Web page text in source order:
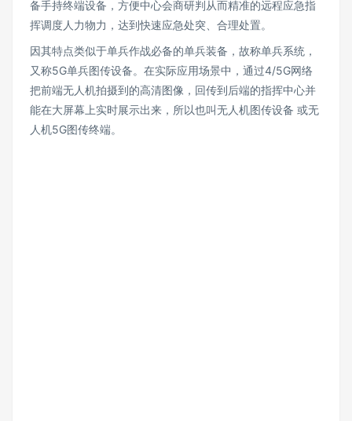
备手持终端设备，方便中心会商研判从而精准的远程应急指
挥调度人力物力，达到快速应急处突、合理处置。
因其特点类似于单兵作战必备的单兵装备，故称单兵系统，
又称5G单兵图传设备。在实际应用场景中，通过4/5G网络
把前端无人机拍摄到的高清图像，回传到后端的指挥中心并
能在大屏幕上实时展示出来，所以也叫无人机图传设备 或无
人机5G图传终端。